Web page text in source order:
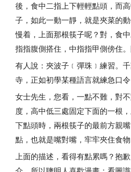
後，食中二指上下輕輕點頭，而
子，如此一動一靜，就是夾菜的
慢着，上面那根筷子呢？對，食
指指腹側搭住，中指指甲側傍住。
有人說：夾波子﹝彈珠﹞練習。
寺，正如初學某種語言就練急口令
女士先生，您看，一點不難，對
度，高中低三處固定下面的一根
下點頭時，兩根筷子的最前方親
點，也就是嘴對嘴，牢牢夾住食物
上面的描述，看得有點累嗎？抱